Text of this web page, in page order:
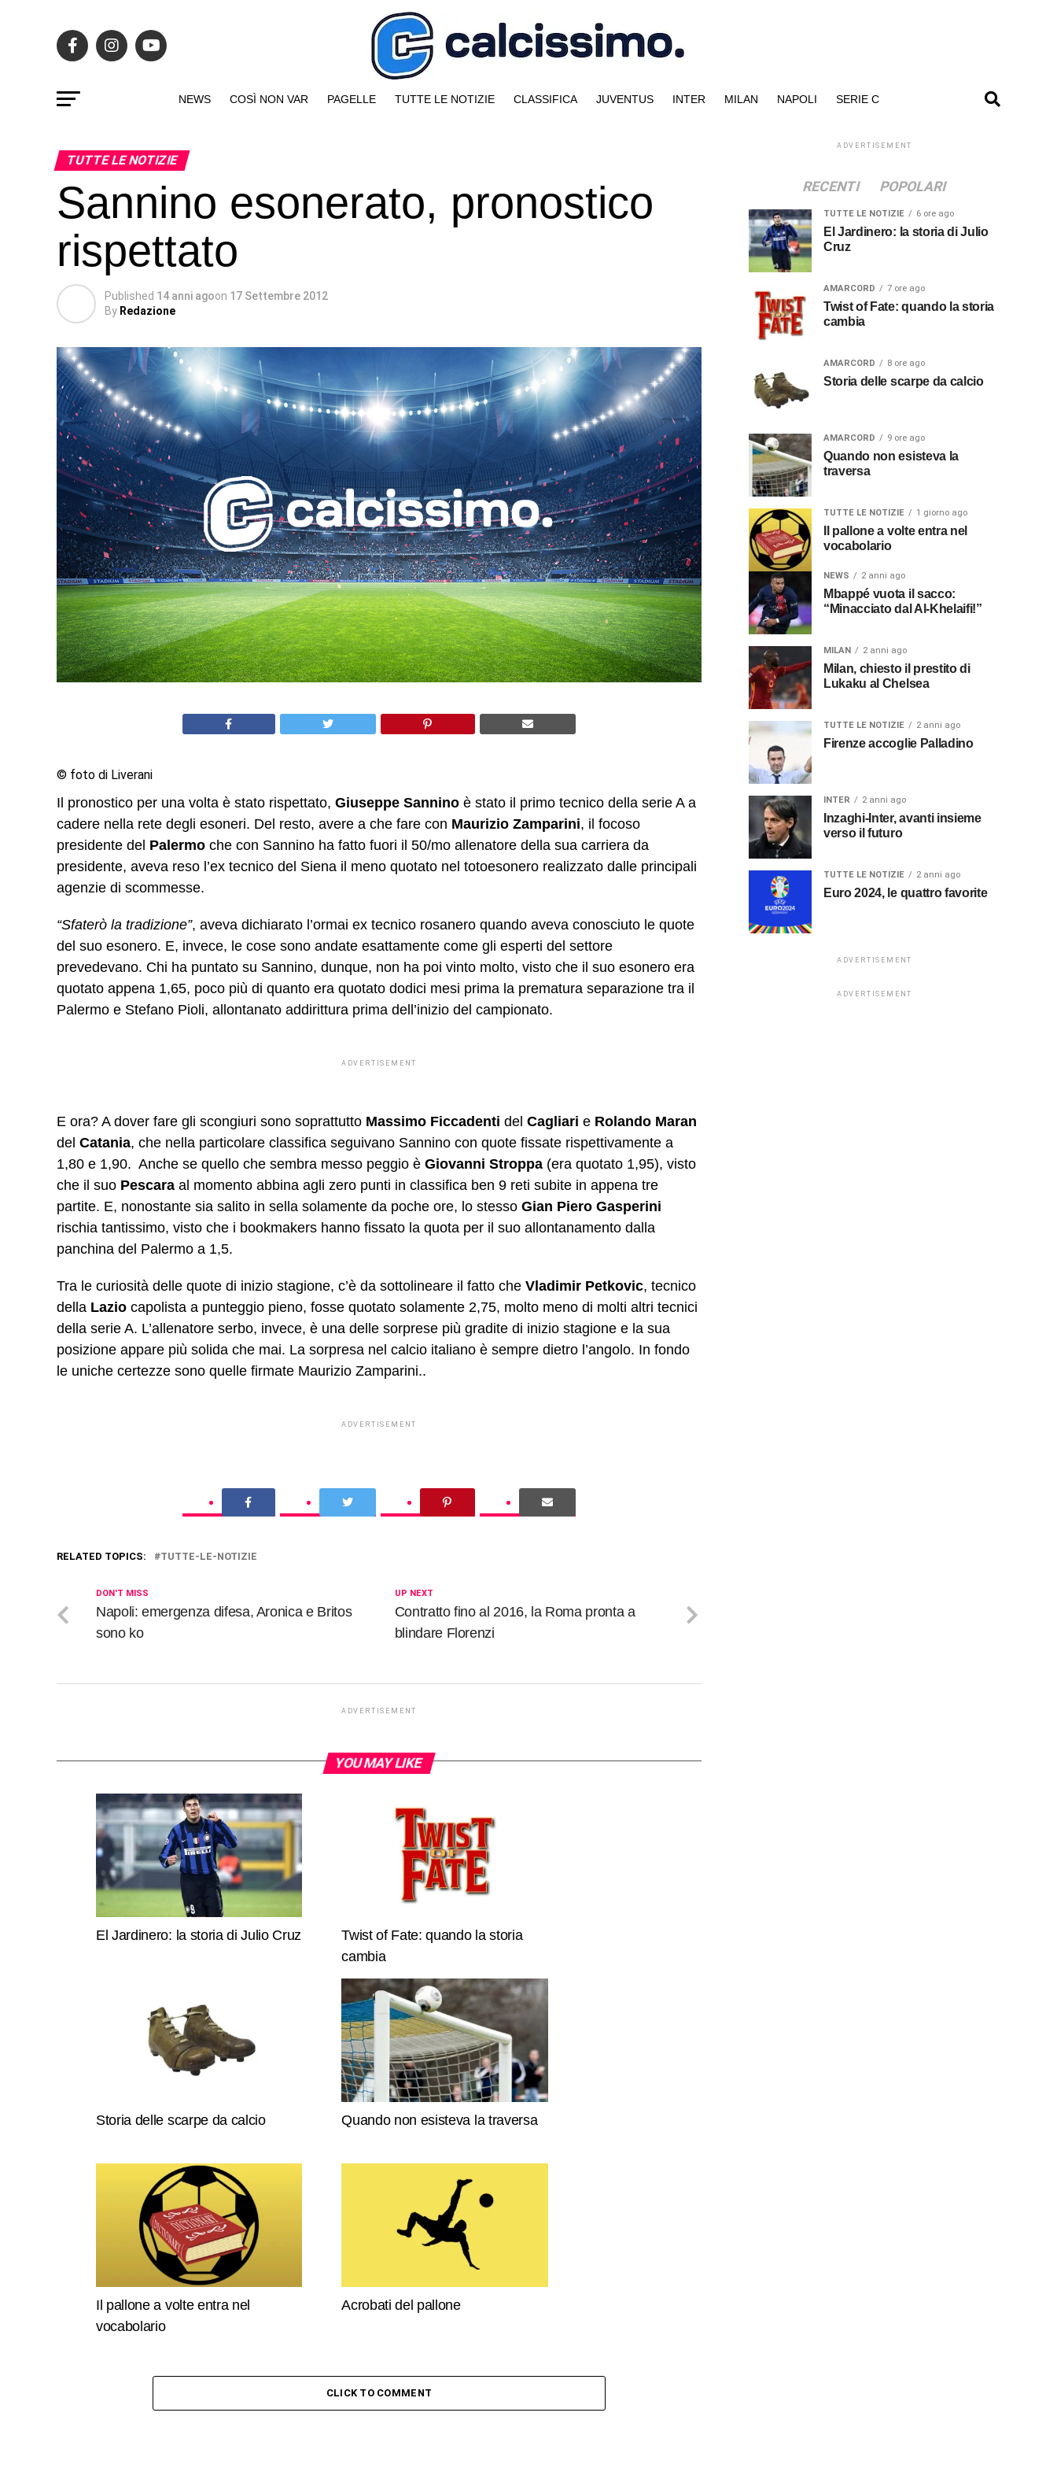
NEWS COSÌ NON VAR PAGELLE TUTTE LE NOTIZIE CLASSIFICA JUVENTUS INTER MILAN NAPOLI SERIE C
TUTTE LE NOTIZIE
Sannino esonerato, pronostico
rispettato
Published 14 anni agoon 17 Settembre 2012
By Redazione
© foto di Liverani
Il pronostico per una volta è stato rispettato, Giuseppe Sannino è stato il primo tecnico della serie A a
cadere nella rete degli esoneri. Del resto, avere a che fare con Maurizio Zamparini, il focoso
presidente del Palermo che con Sannino ha fatto fuori il 50/mo allenatore della sua carriera da
presidente, aveva reso l’ex tecnico del Siena il meno quotato nel totoesonero realizzato dalle principali
agenzie di scommesse.
“Sfaterò la tradizione”, aveva dichiarato l’ormai ex tecnico rosanero quando aveva conosciuto le quote
del suo esonero. E, invece, le cose sono andate esattamente come gli esperti del settore
prevedevano. Chi ha puntato su Sannino, dunque, non ha poi vinto molto, visto che il suo esonero era
quotato appena 1,65, poco più di quanto era quotato dodici mesi prima la prematura separazione tra il
Palermo e Stefano Pioli, allontanato addirittura prima dell’inizio del campionato.
ADVERTISEMENT
E ora? A dover fare gli scongiuri sono soprattutto Massimo Ficcadenti del Cagliari e Rolando Maran
del Catania, che nella particolare classifica seguivano Sannino con quote fissate rispettivamente a
1,80 e 1,90. Anche se quello che sembra messo peggio è Giovanni Stroppa (era quotato 1,95), visto
che il suo Pescara al momento abbina agli zero punti in classifica ben 9 reti subite in appena tre
partite. E, nonostante sia salito in sella solamente da poche ore, lo stesso Gian Piero Gasperini
rischia tantissimo, visto che i bookmakers hanno fissato la quota per il suo allontanamento dalla
panchina del Palermo a 1,5.
Tra le curiosità delle quote di inizio stagione, c’è da sottolineare il fatto che Vladimir Petkovic, tecnico
della Lazio capolista a punteggio pieno, fosse quotato solamente 2,75, molto meno di molti altri tecnici
della serie A. L’allenatore serbo, invece, è una delle sorprese più gradite di inizio stagione e la sua
posizione appare più solida che mai. La sorpresa nel calcio italiano è sempre dietro l’angolo. In fondo
le uniche certezze sono quelle firmate Maurizio Zamparini..
ADVERTISEMENT
RELATED TOPICS: TUTTE-LE-NOTIZIE
UP NEXT
Contratto fino al 2016, la Roma pronta a
blindare Florenzi
DON'T MISS
Napoli: emergenza difesa, Aronica e Britos
sono ko
ADVERTISEMENT
YOU MAY LIKE
El Jardinero: la storia di Julio Cruz
Twist of Fate: quando la storia
cambia
Storia delle scarpe da calcio Quando non esisteva la traversa
Il pallone a volte entra nel
vocabolario
Acrobati del pallone
CLICK TO COMMENT
ADVERTISEMENT
RECENTI POPOLARI
TUTTE LE NOTIZIE 6 ore ago
El Jardinero: la storia di Julio
Cruz
AMARCORD 7 ore ago
Twist of Fate: quando la storia
cambia
AMARCORD 8 ore ago
Storia delle scarpe da calcio
AMARCORD 9 ore ago
Quando non esisteva la
traversa
TUTTE LE NOTIZIE 1 giorno ago
Il pallone a volte entra nel
vocabolario
NEWS 2 anni ago
Mbappé vuota il sacco:
“Minacciato dal Al-Khelaifi!”
MILAN 2 anni ago
Milan, chiesto il prestito di
Lukaku al Chelsea
TUTTE LE NOTIZIE 2 anni ago
Firenze accoglie Palladino
INTER 2 anni ago
Inzaghi-Inter, avanti insieme
verso il futuro
TUTTE LE NOTIZIE 2 anni ago
Euro 2024, le quattro favorite
ADVERTISEMENT
ADVERTISEMENT